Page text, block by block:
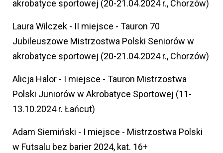
akrobatyce sportowej (20-21.04.2024 r., Chorzów)
Laura Wilczek - II miejsce - Tauron 70
Jubileuszowe Mistrzostwa Polski Seniorów w
akrobatyce sportowej (20-21.04.2024 r., Chorzów)
Alicja Halor - I miejsce - Tauron Mistrzostwa
Polski Juniorów w Akrobatyce Sportowej (11-
13.10.2024 r. Łańcut)
Adam Siemiński - I miejsce - Mistrzostwa Polski
w Futsalu bez barier 2024, kat. 16+